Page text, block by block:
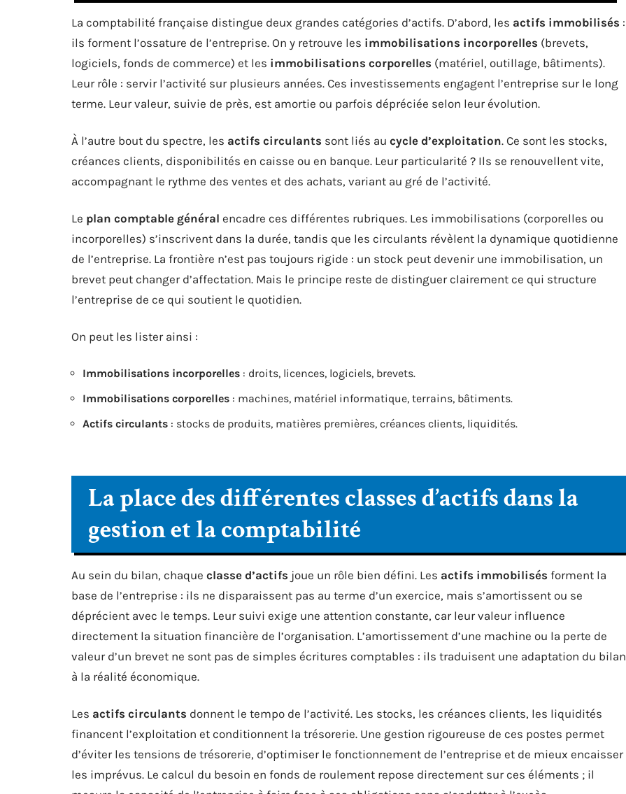
La comptabilité française distingue deux grandes catégories d’actifs. D’abord, les actifs immobilisés :
ils forment l’ossature de l’entreprise. On y retrouve les immobilisations incorporelles (brevets,
logiciels, fonds de commerce) et les immobilisations corporelles (matériel, outillage, bâtiments).
Leur rôle : servir l’activité sur plusieurs années. Ces investissements engagent l’entreprise sur le long
terme. Leur valeur, suivie de près, est amortie ou parfois dépréciée selon leur évolution.
À l’autre bout du spectre, les actifs circulants sont liés au cycle d’exploitation. Ce sont les stocks,
créances clients, disponibilités en caisse ou en banque. Leur particularité ? Ils se renouvellent vite,
accompagnant le rythme des ventes et des achats, variant au gré de l’activité.
Le plan comptable général encadre ces différentes rubriques. Les immobilisations (corporelles ou
incorporelles) s’inscrivent dans la durée, tandis que les circulants révèlent la dynamique quotidienne
de l’entreprise. La frontière n’est pas toujours rigide : un stock peut devenir une immobilisation, un
brevet peut changer d’affectation. Mais le principe reste de distinguer clairement ce qui structure
l’entreprise de ce qui soutient le quotidien.
On peut les lister ainsi :
Immobilisations incorporelles : droits, licences, logiciels, brevets.
Immobilisations corporelles : machines, matériel informatique, terrains, bâtiments.
Actifs circulants : stocks de produits, matières premières, créances clients, liquidités.
La place des différentes classes d’actifs dans la
gestion et la comptabilité
Au sein du bilan, chaque classe d’actifs joue un rôle bien défini. Les actifs immobilisés forment la
base de l’entreprise : ils ne disparaissent pas au terme d’un exercice, mais s’amortissent ou se
déprécient avec le temps. Leur suivi exige une attention constante, car leur valeur influence
directement la situation financière de l’organisation. L’amortissement d’une machine ou la perte de
valeur d’un brevet ne sont pas de simples écritures comptables : ils traduisent une adaptation du bilan
à la réalité économique.
Les actifs circulants donnent le tempo de l’activité. Les stocks, les créances clients, les liquidités
financent l’exploitation et conditionnent la trésorerie. Une gestion rigoureuse de ces postes permet
d’éviter les tensions de trésorerie, d’optimiser le fonctionnement de l’entreprise et de mieux encaisser
les imprévus. Le calcul du besoin en fonds de roulement repose directement sur ces éléments ; il